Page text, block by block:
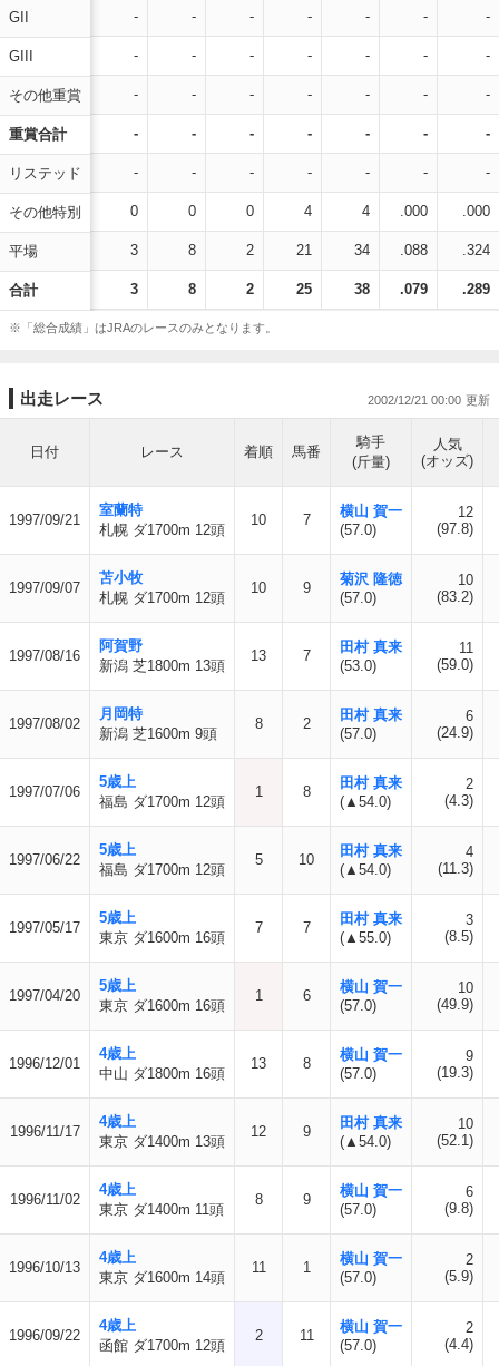
GII
GIII
その他重賞
重賞合計
リステッド
その他特別
平場
合計
- - - - - - -
- - - - - - -
- - - - - - -
- - - - - - -
- - - - - - -
0 0 0 4 4 .000 .000
3 8 2 21 34 .088 .324
3 8 2 25 38 .079 .289
※「総合成績」はJRAのレースのみとなります。
出走レース 2002/12/21 00:00
日付 レース 着順 馬番
騎手
(斤量)
人気
(オッズ)
1997/09/21
室蘭特
札幌 ダ1700m 12頭
10 7
横山 賀一
(57.0)
12
(97.8)
1997/09/07
苫小牧
札幌 ダ1700m 12頭
10 9
菊沢 隆徳
(57.0)
10
(83.2)
1997/08/16
阿賀野
新潟 芝1800m 13頭
13 7
田村 真来
(53.0)
11
(59.0)
1997/08/02
月岡特
新潟 芝1600m 9頭
8 2
田村 真来
(57.0)
6
(24.9)
1997/07/06
5歳上
福島 ダ1700m 12頭
1 8
田村 真来
(▲54.0)
2
(4.3)
1997/06/22
5歳上
福島 ダ1700m 12頭
5 10
田村 真来
(▲54.0)
4
(11.3)
1997/05/17
5歳上
東京 ダ1600m 16頭
7 7
田村 真来
(▲55.0)
3
(8.5)
1997/04/20
5歳上
東京 ダ1600m 16頭
1 6
横山 賀一
(57.0)
10
(49.9)
1996/12/01
4歳上
中山 ダ1800m 16頭
13 8
横山 賀一
(57.0)
9
(19.3)
1996/11/17
4歳上
東京 ダ1400m 13頭
12 9
田村 真来
(▲54.0)
10
(52.1)
1996/11/02
4歳上
東京 ダ1400m 11頭
8 9
横山 賀一
(57.0)
6
(9.8)
1996/10/13
4歳上
東京 ダ1600m 14頭
11 1
横山 賀一
(57.0)
2
(5.9)
1996/09/22
4歳上
函館 ダ1700m 12頭
2 11
横山 賀一
(57.0)
2
(4.4)